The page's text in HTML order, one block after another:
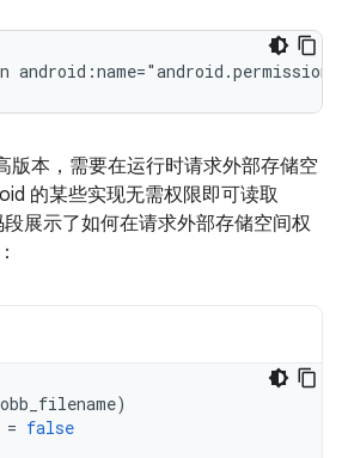
版本，需要在运行时请求外部存储空
的某些实现无需权限即可读取
展示了如何在请求外部存储空间权
obb_filename)
= false